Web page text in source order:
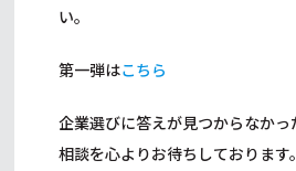
い。
第一弾はこちら
企業選びに答えが見つからなか
相談を心よりお待ちしております。